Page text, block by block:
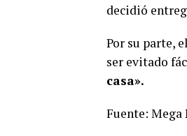
decidió
Por su parte,
ser evitado
casa».
Fuente: